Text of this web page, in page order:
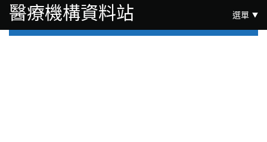
跳至主要內容
醫療機構資料站 選單